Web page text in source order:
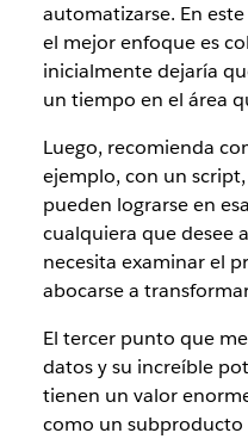
automatizarse. En
el mejor enfoque es
inicialmente dejaría
un tiempo en el área
Luego, recomienda
ejemplo, con un
pueden lograrse en
cualquiera que desee
necesita examinar el
abocarse a
El tercer punto que
datos y su increíble
tienen un valor
como un subproducto